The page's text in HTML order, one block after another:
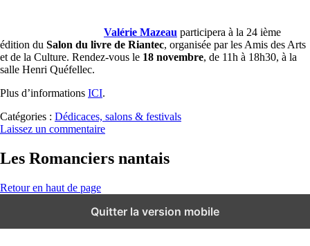
Valérie Mazeau participera à la 24 ième
édition du Salon du livre de Riantec, organisée par les Amis des Arts
et de la Culture. Rendez-vous le 18 novembre, de 11h à 18h30, à la
salle Henri Quéfellec.
Plus d’informations ICI.
Catégories : Dédicaces, salons & festivals
Laissez un commentaire
Les Romanciers nantais
Retour en haut de page
Quitter la version mobile